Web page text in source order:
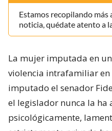
Estamos recopilando
noticia, quédate atento a
La mujer imputada en
violencia intrafamiliar en
imputado el senador
el legislador nunca la ha
psicológicamente,